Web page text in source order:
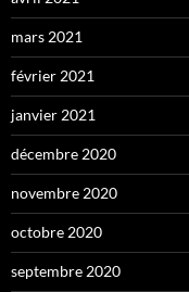
mars 2021
février 2021
janvier 2021
décembre 2020
novembre 2020
octobre 2020
septembre 2020